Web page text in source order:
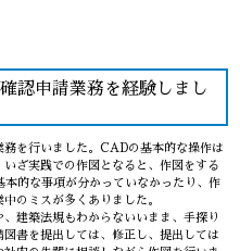
認申請業務を経験しまし
を行いました。CADの基本的な操作は
ざ実践での作図となると、作図をする
的な事項が分かっていなかったり、作
のミスが多くありました。
建築法規もわからないいまま、手探り
書を提出しては、修正し、提出しては